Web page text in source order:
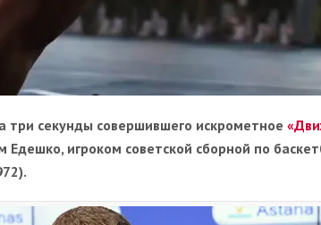
три секунды совершившего искрометное
игроком советской сборной по